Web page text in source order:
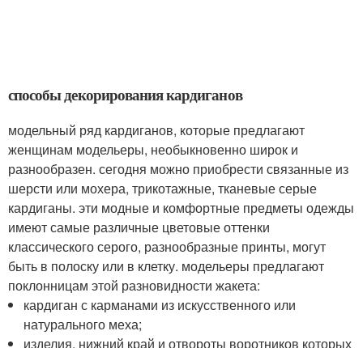
способы декорирования кардиганов
модельный ряд кардиганов, которые предлагают
женщинам модельеры, необыкновенно широк и
разнообразен. сегодня можно приобрести связанные из
шерсти или мохера, трикотажные, тканевые серые
кардиганы. эти модные и комфортные предметы одежды
имеют самые различные цветовые оттенки
классического серого, разнообразные принты, могут
быть в полоску или в клетку. модельеры предлагают
поклонницам этой разновидности жакета:
кардиган с карманами из искусственного или
натурального меха;
изделия, нижний край и отвороты воротников которых